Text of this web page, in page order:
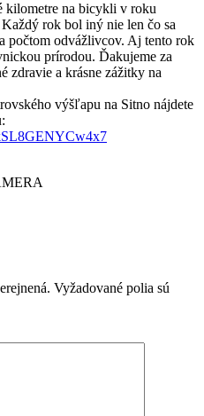
kilometre na bicykli v roku
rok bol iný nie len čo sa
počtom odvážlivcov. Aj tento rok
prírodou. Ďakujeme za
zdravie a krásne zážitky na
výšľapu na Sitno nájdete
Vyžadované polia sú